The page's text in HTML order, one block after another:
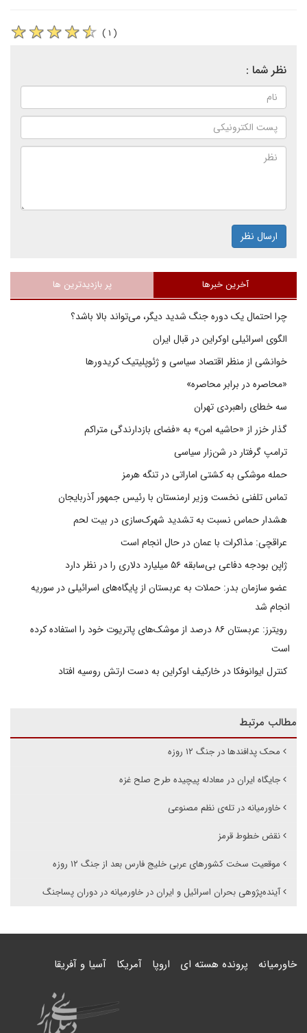
( ۱ )
نظر شما :
ارسال نظر
آخرین خبرها پر بازدیدترین ها
چرا احتمال یک دوره جنگ شدید دیگر، می‌تواند بالا باشد؟
الگوی اسرائیلی اوکراین در قبال ایران
خوانشی از منظر اقتصاد سیاسی و ژئوپلیتیک کریدورها
«محاصره در برابر محاصره»
سه خطای راهبردی تهران
گذار خزر از «حاشیه امن» به «فضای بازدارندگی متراکم
ترامپ گرفتار در شن‌زار سیاسی
حمله موشکی به کشتی اماراتی در تنگه هرمز
تماس تلفنی نخست وزیر ارمنستان با رئیس جمهور آذربایجان
هشدار حماس نسبت به تشدید شهرک‌سازی در بیت‌ لحم
عراقچی: مذاکرات با عمان در حال انجام است
ژاپن بودجه دفاعی بی‌سابقه ۵۶ میلیارد دلاری را در نظر دارد
عضو سازمان بدر: حملات به عربستان از پایگاه‌های اسرائیلی در سوریه
انجام شد
رویترز: عربستان ۸۶ درصد از موشک‌های پاتریوت خود را استفاده کرده
است
کنترل ایوانوفکا در خارکیف اوکراین به دست ارتش روسیه افتاد
مطالب مرتبط
محک پدافندها در جنگ ۱۲ روزه
جایگاه ایران در معادله پیچیده طرح صلح غزه
خاورمیانه در تله‌ی نظم مصنوعی
نقض خطوط قرمز
موقعیت سخت کشورهای عربی خلیج فارس بعد از جنگ ۱۲ روزه
آینده‌پژوهی بحران اسرائیل و ایران در خاورمیانه در دوران پساجنگ
خاورمیانه پرونده هسته ای اروپا آمریکا آسیا و آفریقا